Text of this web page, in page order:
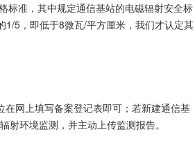
标准，其中规定通信基站的电磁辐射安全标
1/5，即低于8微瓦/平方厘米，我们才认定其
在网上填写备案登记表即可；若新建通信基
环境监测，并主动上传监测报告。